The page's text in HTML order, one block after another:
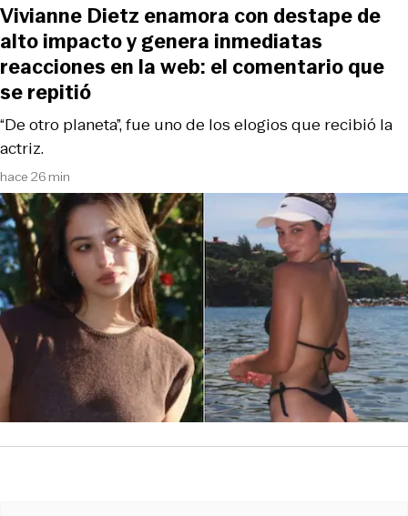
hace 26 min
“De otro planeta”, fue uno de los elogios que recibió la
actriz.
Vivianne Dietz enamora con destape de
alto impacto y genera inmediatas
reacciones en la web: el comentario que
se repitió